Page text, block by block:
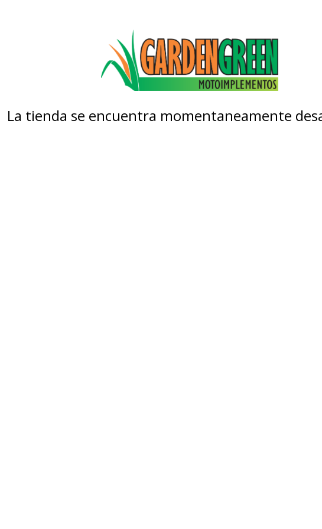
La tienda se encuentra momentaneamente